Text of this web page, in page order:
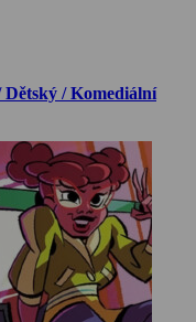
Dětský / Komediální